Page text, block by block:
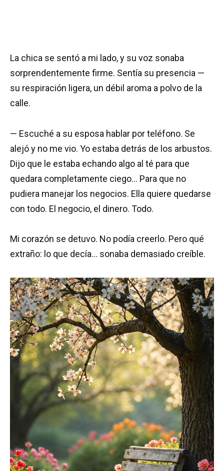
La chica se sentó a mi lado, y su voz sonaba
sorprendentemente firme. Sentía su presencia —
su respiración ligera, un débil aroma a polvo de la
calle.
— Escuché a su esposa hablar por teléfono. Se
alejó y no me vio. Yo estaba detrás de los arbustos.
Dijo que le estaba echando algo al té para que
quedara completamente ciego… Para que no
pudiera manejar los negocios. Ella quiere quedarse
con todo. El negocio, el dinero. Todo.
Mi corazón se detuvo. No podía creerlo. Pero qué
extraño: lo que decía… sonaba demasiado creíble.